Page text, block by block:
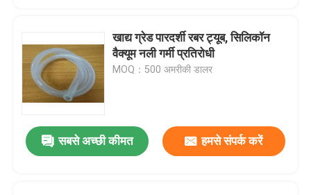
खाद्य ग्रेड पारदर्शी रबर ट्यूब, सिलिकॉन
वैक्यूम नली गर्मी प्रतिरोधी
MOQ：500 अमरीकी डालर
सबसे अच्छी कीमत हमसे संपर्क करें